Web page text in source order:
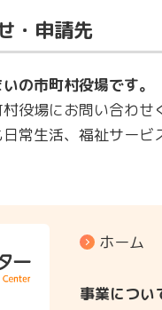
・申請先
の市町村役場です。
役場にお問い合わせ
常生活、福祉サービ
ホーム
事業につい